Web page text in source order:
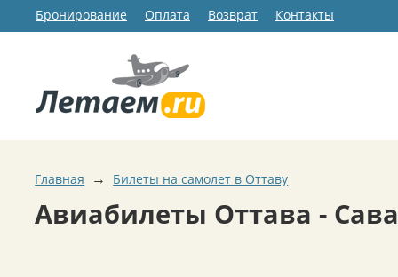
Бронирование Оплата Возврат Контакты
Главная → Билеты на самолет в Оттаву
Авиабилеты Оттава -